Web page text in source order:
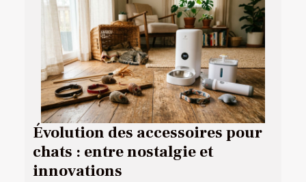
Évolution des accessoires pour
chats : entre nostalgie et
innovations